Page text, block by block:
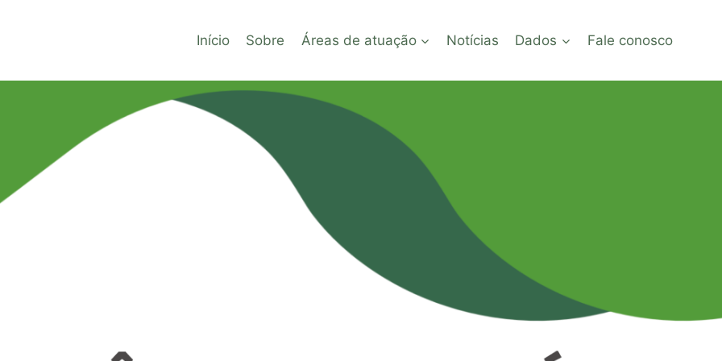
Início Sobre Áreas de atuação Notícias Dados Fale conosco